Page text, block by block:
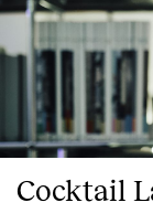
Cocktail